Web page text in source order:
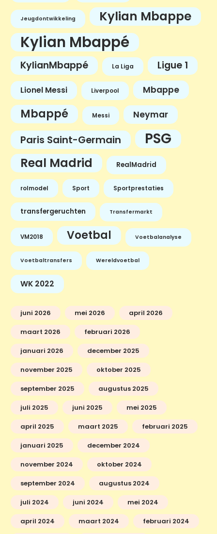
Jeugdontwikkeling Kylian Mbappe
Kylian Mbappé
KylianMbappé La Liga Ligue 1
Lionel Messi Liverpool Mbappe
Mbappé Messi Neymar
Paris Saint-Germain PSG
Real Madrid RealMadrid
rolmodel Sport Sportprestaties
transfergeruchten Transfermarkt
VM2018 Voetbal Voetbalanalyse
Voetbaltransfers Wereldvoetbal
WK 2022
juni 2026 mei 2026 april 2026
maart 2026 februari 2026
januari 2026 december 2025
november 2025 oktober 2025
september 2025 augustus 2025
juli 2025 juni 2025 mei 2025
april 2025 maart 2025 februari 2025
januari 2025 december 2024
november 2024 oktober 2024
september 2024 augustus 2024
juli 2024 juni 2024 mei 2024
april 2024 maart 2024 februari 2024